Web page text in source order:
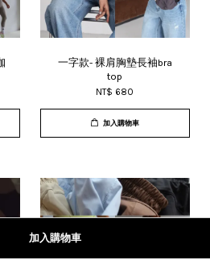
加入購物車
一字款- 裸肩胸墊長袖bra
top
NT$ 680
加入購物車